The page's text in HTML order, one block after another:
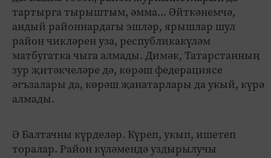
тартырга тырыштым, әмма... Әйткәнемчә,
андый районнардагы эшләр, ярышлар шул
район чикләрен уза, республикакүләм
матбугатка чыга алмады. Димәк, Татарстанның
зур җитәкчеләре дә, көрәш федерациясе
әгъзалары да, көрәш җанатарлары да укый, күрә
алмады.
Ә Балтачны күрделәр. Күреп, укып, ишетеп
торалар. Район күләмендә уздырылучы